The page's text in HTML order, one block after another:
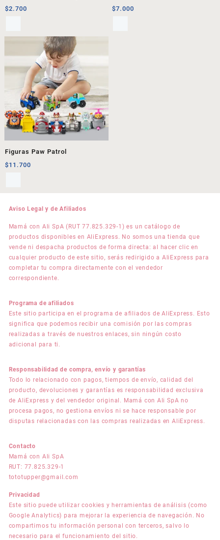
$2.700
$7.000
Figuras Paw Patrol
$11.700
Aviso Legal y de Afiliados
Mamá con Ali SpA (RUT 77.825.329-1) es un catálogo de
productos disponibles en AliExpress. No somos una tienda que
vende ni despacha productos de forma directa: al hacer clic en
cualquier producto de este sitio, serás redirigido a AliExpress para
completar tu compra directamente con el vendedor
correspondiente.
Programa de afiliados
Este sitio participa en el programa de afiliados de AliExpress. Esto
significa que podemos recibir una comisión por las compras
realizadas a través de nuestros enlaces, sin ningún costo
adicional para ti.
Responsabilidad de compra, envío y garantías
Todo lo relacionado con pagos, tiempos de envío, calidad del
producto, devoluciones y garantías es responsabilidad exclusiva
de AliExpress y del vendedor original. Mamá con Ali SpA no
procesa pagos, no gestiona envíos ni se hace responsable por
disputas relacionadas con las compras realizadas en AliExpress.
Contacto
Mamá con Ali SpA
RUT: 77.825.329-1
tototupper@gmail.com
Privacidad
Este sitio puede utilizar cookies y herramientas de análisis (como
Google Analytics) para mejorar la experiencia de navegación. No
compartimos tu información personal con terceros, salvo lo
necesario para el funcionamiento del sitio.